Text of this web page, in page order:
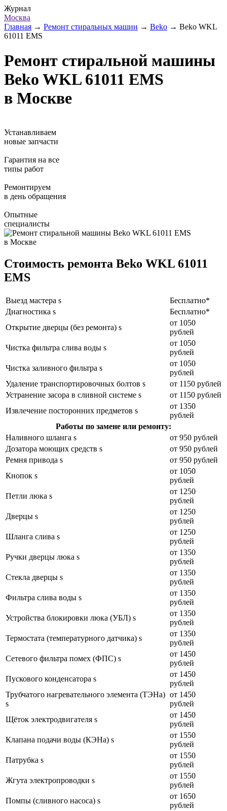
Журнал
Москва
Главная → Ремонт стиральных машин → Beko → Beko WKL
61011 EMS
Ремонт стиральной машины
Beko WKL 61011 EMS
в Москве
Устанавливаем
новые запчасти
Гарантия на все
типы работ
Ремонтируем
в день обращения
Опытные
специалисты
Стоимость ремонта Beko WKL 61011
EMS
Выезд мастера s
Бесплатно*
Диагностика s
Бесплатно*
Открытие дверцы (без ремонта) s
от 1050
рублей
Чистка фильтра слива воды s
от 1050
рублей
Чистка заливного фильтра s
от 1050
рублей
Удаление транспортировочных болтов s
от 1150 рублей
Устранение засора в сливной системе s
от 1150 рублей
Извлечение посторонних предметов s
от 1350
рублей
Работы по замене или ремонту:
Наливного шланга s
от 950 рублей
Дозатора моющих средств s
от 950 рублей
Ремня привода s
от 950 рублей
Кнопок s
от 1050
рублей
Петли люка s
от 1250
рублей
Дверцы s
от 1250
рублей
Шланга слива s
от 1250
рублей
Ручки дверцы люка s
от 1350
рублей
Стекла дверцы s
от 1350
рублей
Фильтра слива воды s
от 1350
рублей
Устройства блокировки люка (УБЛ) s
от 1350
рублей
Термостата (температурного датчика) s
от 1350
рублей
Сетевого фильтра помех (ФПС) s
от 1450
рублей
Пускового конденсатора s
от 1450
рублей
Трубчатого нагревательного элемента (ТЭНа)
s
от 1450
рублей
Щёток электродвигателя s
от 1450
рублей
Клапана подачи воды (КЭНа) s
от 1550
рублей
Патрубка s
от 1550
рублей
Жгута электропроводки s
от 1550
рублей
Помпы (сливного насоса) s
от 1650
рублей